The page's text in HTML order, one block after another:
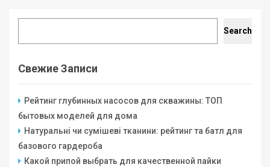
Search
Свежие Записи
Рейтинг глубинных насосов для скважины: ТОП
бытовых моделей для дома
Натуральні чи сумішеві тканини: рейтинг та батл для
базового гардероба
Какой припой выбрать для качественной пайки